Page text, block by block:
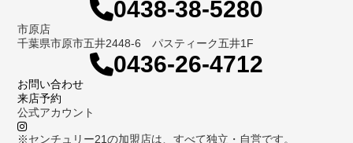
0438-38-5280
市原店
千葉県市原市五井2448-6 パスティーク五井1F
0436-26-4712
お問い合わせ
来店予約
公式アカウント
※センチュリー21の加盟店は、すべて独立・自営です。